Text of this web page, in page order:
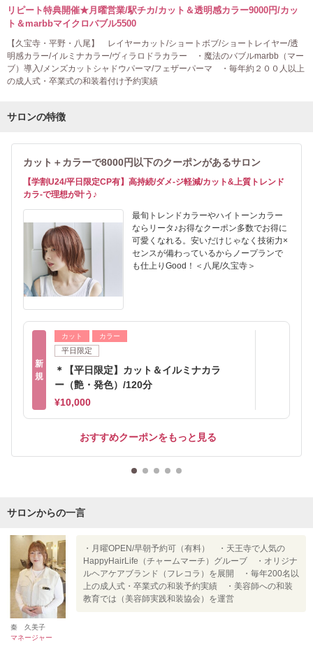
リピート特典開催★月曜営業/駅チカ/カット＆透明感カラー9000円/カッ
ト＆marbbマイクロバブル5500
【久宝寺・平野・八尾】 レイヤーカット/ショートボブ/ショートレイヤー/透
明感カラー/イルミナカラー/ヴィラロドラカラー ・魔法のバブルmarbb（マー
ブ）導入/メンズカットシャドウパーマ/フェザーパーマ ・毎年約２００人以上
の成人式・卒業式の和装着付け予約実績
サロンの特徴
カット＋カラーで8000円以下のクーポンがあるサロン
【学割U24/平日限定CP有】高持続/ダメ-ジ軽減/カット&上質トレンド
カラ-で理想が叶う♪
最旬トレンドカラーやハイトーンカラー
ならリータ♪お得なクーポン多数でお得に
可愛くなれる。安いだけじゃなく技術力×
センスが備わっているからノープランで
も仕上りGood！＜八尾/久宝寺＞
新
規
カット カラー
平日限定
＊【平日限定】カット＆イルミナカラ
ー（艶・発色）/120分
¥10,000
おすすめクーポンをもっと見る
サロンからの一言
秦 久美子
マネージャー
・月曜OPEN/早朝予約可（有料） ・天王寺で人気の
HappyHairLife（チャームマーチ）グルーブ ・オリジナ
ルヘアケアブランド（フレコラ）を展開 ・毎年200名以
上の成人式・卒業式の和装予約実績 ・美容師への和装
教育では（美容師実践和装協会）を運営